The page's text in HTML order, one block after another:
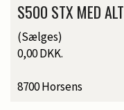
S500 STX MED ALT
(Sælges)
0,00 DKK.
8700 Horsens